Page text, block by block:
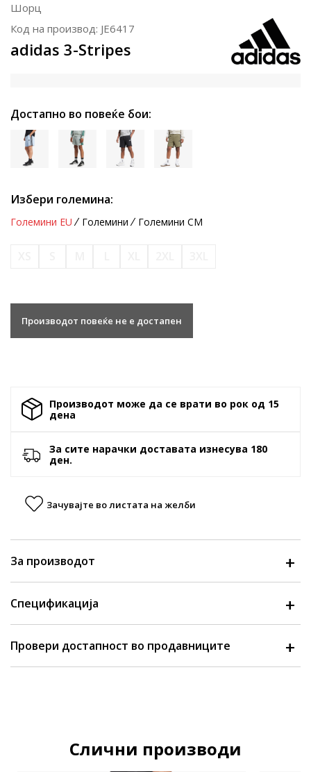
Шорц
Код на производ: JE6417
adidas 3-Stripes
Достапно во повеќе бои:
Избери големина:
Големини EU Големини Големини CM
Производот повеќе не е достапен
Производот може да се врати во рок од 15
денa
За сите нарачки доставата изнесува 180
ден.
Зачувајте во листата на желби
За производот
Спецификација
Провери достапност во продавниците
Слични производи